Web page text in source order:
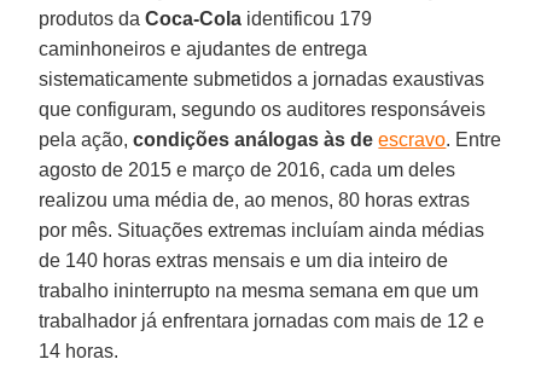
produtos daCoca-Cola identificou 179
caminhoneiros e ajudantes de entrega
sistematicamente submetidos a jornadas exaustivas
que configuram, segundo os auditores responsáveis
pela ação,condições análogas às deescravo. Entre
agosto de 2015 e março de 2016, cada um deles
realizou uma média de, ao menos, 80 horas extras
por mês. Situações extremas incluíam ainda médias
de 140 horas extras mensais e um dia inteiro de
trabalho ininterrupto na mesma semana em que um
trabalhador já enfrentara jornadas com mais de 12 e
14 horas.